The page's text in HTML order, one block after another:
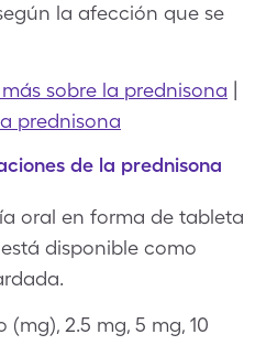
la afección que se
sobre la prednisona
prednisona
de la prednisona
oral en forma de tableta
disponible como
(mg), 2.5 mg, 5 mg, 10